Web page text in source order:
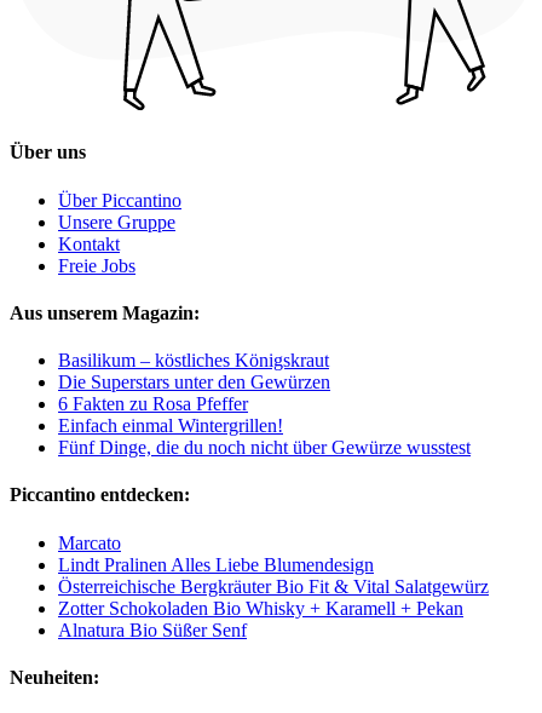
Über uns
Über Piccantino
Unsere Gruppe
Kontakt
Freie Jobs
Aus unserem Magazin:
Basilikum – köstliches Königskraut
Die Superstars unter den Gewürzen
6 Fakten zu Rosa Pfeffer
Einfach einmal Wintergrillen!
Fünf Dinge, die du noch nicht über Gewürze wusstest
Piccantino entdecken:
Marcato
Lindt Pralinen Alles Liebe Blumendesign
Österreichische Bergkräuter Bio Fit & Vital Salatgewürz
Zotter Schokoladen Bio Whisky + Karamell + Pekan
Alnatura Bio Süßer Senf
Neuheiten: